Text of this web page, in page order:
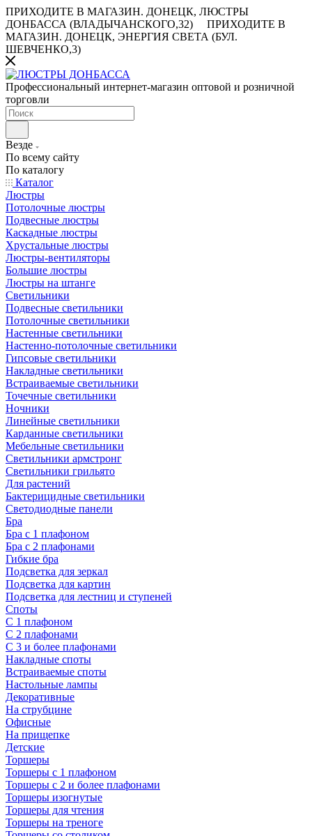
ПРИХОДИТЕ В МАГАЗИН. ДОНЕЦК, ЛЮСТРЫ
ДОНБАССА (ВЛАДЫЧАНСКОГО,32)
ПРИХОДИТЕ В
МАГАЗИН. ДОНЕЦК, ЭНЕРГИЯ СВЕТА (БУЛ.
ШЕВЧЕНКО,3)
Профессиональный интернет-магазин оптовой и розничной
торговли
Везде
По всему сайту
По каталогу
Каталог
Люстры
Потолочные люстры
Подвесные люстры
Каскадные люстры
Хрустальные люстры
Люстры-вентиляторы
Большие люстры
Люстры на штанге
Светильники
Подвесные светильники
Потолочные светильники
Настенные светильники
Настенно-потолочные светильники
Гипсовые светильники
Накладные светильники
Встраиваемые светильники
Точечные светильники
Ночники
Линейные светильники
Карданные светильники
Мебельные светильники
Светильники армстронг
Светильники грильято
Для растений
Бактерицидные светильники
Светодиодные панели
Бра
Бра с 1 плафоном
Бра с 2 плафонами
Гибкие бра
Подсветка для зеркал
Подсветка для картин
Подсветка для лестниц и ступеней
Споты
С 1 плафоном
С 2 плафонами
С 3 и более плафонами
Накладные споты
Встраиваемые споты
Настольные лампы
Декоративные
На струбцине
Офисные
На прищепке
Детские
Торшеры
Торшеры с 1 плафоном
Торшеры с 2 и более плафонами
Торшеры изогнутые
Торшеры для чтения
Торшеры на треноге